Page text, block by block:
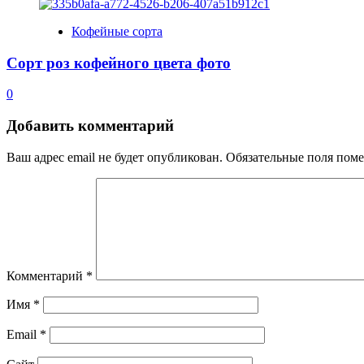
Кофейные сорта
Сорт роз кофейного цвета фото
0
Добавить комментарий
Ваш адрес email не будет опубликован. Обязательные поля
Комментарий *
Имя *
Email *